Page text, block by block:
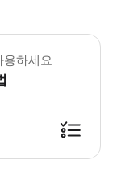
분 (옵션에 따라 소요
용하세요